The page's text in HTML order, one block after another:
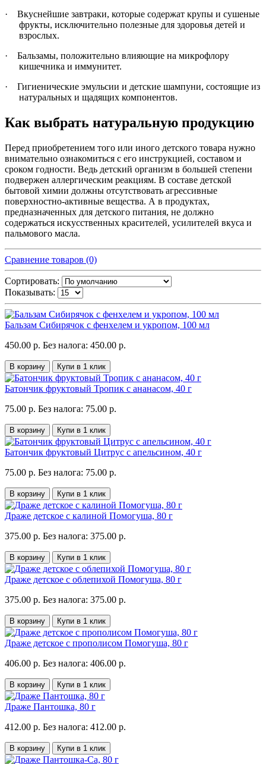
·
Вкуснейшие завтраки, которые содержат крупы и сушеные
фрукты, исключительно полезные для здоровья детей и
взрослых.
·
Бальзамы, положительно влияющие на микрофлору
кишечника и иммунитет.
·
Гигиенические эмульсии и детские шампуни, состоящие из
натуральных и щадящих компонентов.
Как выбрать натуральную продукцию
Перед приобретением того или иного детского товара нужно
внимательно ознакомиться с его инструкцией, составом и
сроком годности. Ведь детский организм в большей степени
подвержен аллергическим реакциям. В составе детской
бытовой химии должны отсутствовать агрессивные
поверхностно-активные вещества. А в продуктах,
предназначенных для детского питания, не должно
содержаться искусственных красителей, усилителей вкуса и
пальмового масла.
Сравнение товаров (0)
Сортировать:
Показывать:
Бальзам Сибирячок с фенхелем и укропом, 100 мл
450.00 р. Без налога: 450.00 р.
В корзину Купи в 1 клик
Батончик фруктовый Тропик с ананасом, 40 г
75.00 р. Без налога: 75.00 р.
В корзину Купи в 1 клик
Батончик фруктовый Цитрус с апельсином, 40 г
75.00 р. Без налога: 75.00 р.
В корзину Купи в 1 клик
Драже детское с калиной Помогуша, 80 г
375.00 р. Без налога: 375.00 р.
В корзину Купи в 1 клик
Драже детское с облепихой Помогуша, 80 г
375.00 р. Без налога: 375.00 р.
В корзину Купи в 1 клик
Драже детское с прополисом Помогуша, 80 г
406.00 р. Без налога: 406.00 р.
В корзину Купи в 1 клик
Драже Пантошка, 80 г
412.00 р. Без налога: 412.00 р.
В корзину Купи в 1 клик